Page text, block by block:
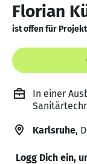
Florian
ist offen für
In einer
Karlsruhe,
Logg Dich ein,